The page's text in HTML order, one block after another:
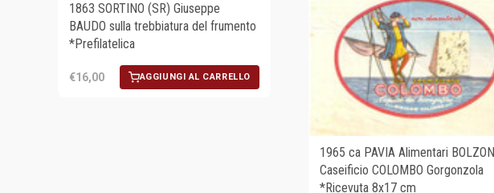
1863 SORTINO (SR) Giuseppe
BAUDO sulla trebbiatura del frumento
*Prefilatelica
€16,00 AGGIUNGI AL CARRELLO
1965 ca PAVIA Alimentari BOLZONI
Caseificio COLOMBO Gorgonzola
*Ricevuta 8x17 cm